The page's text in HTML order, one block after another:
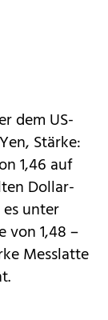
dem US-
Stärke:
1,46 auf
Dollar-
unter
von 1,48 –
Messlatte